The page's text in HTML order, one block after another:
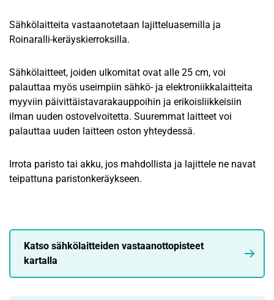
Sähkölaitteita vastaanotetaan lajitteluasemilla ja
Roinaralli-keräyskierroksilla.
Sähkölaitteet, joiden ulkomitat ovat alle 25 cm, voi
palauttaa myös useimpiin sähkö- ja elektroniikkalaitteita
myyviin päivittäistavarakauppoihin ja erikoisliikkeisiin
ilman uuden ostovelvoitetta. Suuremmat laitteet voi
palauttaa uuden laitteen oston yhteydessä.
Irrota paristo tai akku, jos mahdollista ja lajittele ne navat
teipattuna paristonkeräykseen.
Katso sähkölaitteiden vastaanottopisteet
kartalla